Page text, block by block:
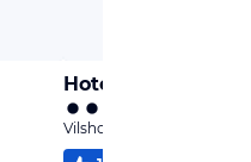
Hotel
Vilshofen an der Donau,